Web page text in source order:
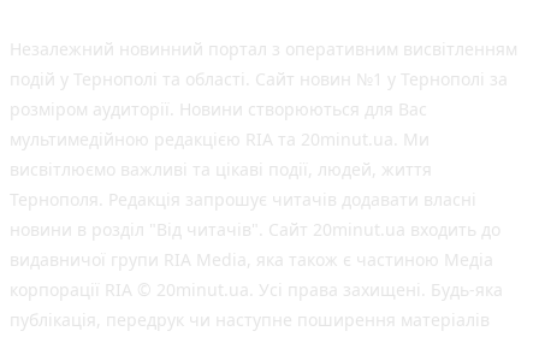
Незалежний новинний портал з оперативним висвітленням
подій у Тернополі та області. Сайт новин №1 у Тернополі за
розміром аудиторії. Новини створюються для Вас
мультимедійною редакцією RIA та 20minut.ua. Ми
висвітлюємо важливі та цікаві події, людей, життя
Тернополя. Редакція запрошує читачів додавати власні
новини в розділ "Від читачів". Сайт 20minut.ua входить до
видавничої групи RIA Media, яка також є частиною Медіа
корпорації RIA © 20minut.ua. Усі права захищені. Будь-яка
публiкацiя, передрук чи наступне поширення матеріалів